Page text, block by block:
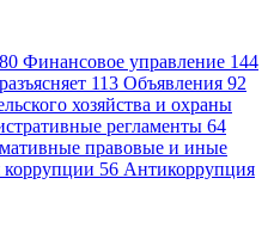
Финансовое управление 144
113 Объявления 92
хозяйства и охраны
регламенты 64
правовые и иные
коррупции 56 Антикоррупция